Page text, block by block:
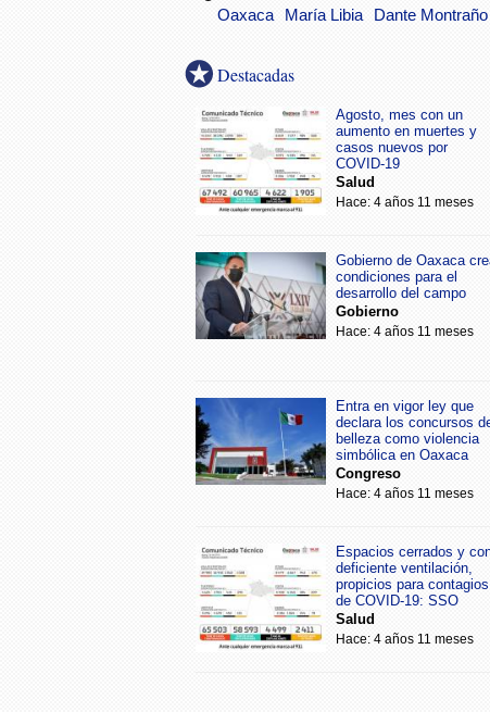
Oaxaca María Libia Dante Montraño
Destacadas
Agosto, mes con un
aumento en muertes y
casos nuevos por
COVID-19
Salud
Hace: 4 años 11 meses
Gobierno de Oaxaca
condiciones para el
desarrollo del campo
Gobierno
Hace: 4 años 11 meses
Entra en vigor ley que
declara los concursos
belleza como violencia
simbólica en Oaxaca
Congreso
Hace: 4 años 11 meses
Espacios cerrados y
deficiente ventilación,
propicios para contagios
de COVID-19: SSO
Salud
Hace: 4 años 11 meses